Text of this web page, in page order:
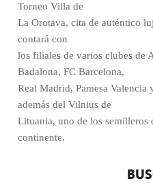
Torneo Villa de
La Orotava, cita de auténtico
contará con
los filiales de varios clubes de
Badalona, FC Barcelona,
Real Madrid, Pamesa Valencia
además del Vilnius de
Lituania, uno de los semilleros
continente.